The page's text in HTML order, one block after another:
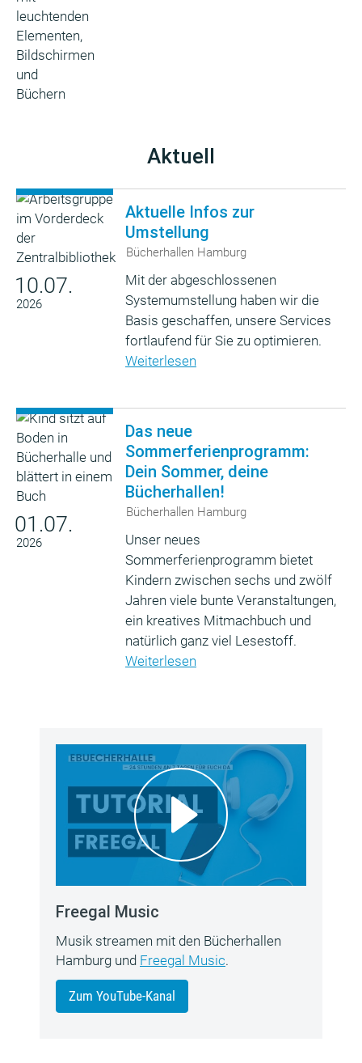
Aktuell
10.07.
2026
Aktuelle Infos zur
Umstellung
Bücherhallen Hamburg
Mit der abgeschlossenen
Systemumstellung haben wir die
Basis geschaffen, unsere Services
fortlaufend für Sie zu optimieren.
Weiterlesen
01.07.
2026
Das neue
Sommerferienprogramm:
Dein Sommer, deine
Bücherhallen!
Bücherhallen Hamburg
Unser neues
Sommerferienprogramm bietet
Kindern zwischen sechs und zwölf
Jahren viele bunte Veranstaltungen,
ein kreatives Mitmachbuch und
natürlich ganz viel Lesestoff.
Weiterlesen
Freegal Music
Musik streamen mit den Bücherhallen
Hamburg und Freegal Music.
Zum YouTube-Kanal